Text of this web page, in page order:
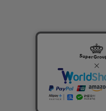
プライバシーポリシー